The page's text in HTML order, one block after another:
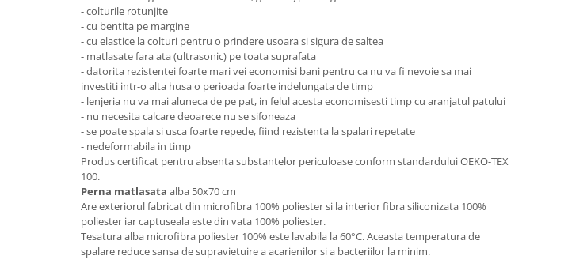
Masa si scaune gradinita
Seturi comode living si dormitor
- colturile rotunjite
- cu bentita pe margine
- cu elastice la colturi pentru o prindere usoara si sigura de saltea
- matlasate fara ata (ultrasonic) pe toata suprafata
- datorita rezistentei foarte mari vei economisi bani pentru ca nu va fi nevoie sa mai
investiti intr-o alta husa o perioada foarte indelungata de timp
- lenjeria nu va mai aluneca de pe pat, in felul acesta economisesti timp cu aranjatul patului
- nu necesita calcare deoarece nu se sifoneaza
- se poate spala si usca foarte repede, fiind rezistenta la spalari repetate
- nedeformabila in timp
Produs certificat pentru absenta substantelor periculoase conform standardului OEKO-TEX
100.
Perna matlasata alba 50x70 cm
Are exteriorul fabricat din microfibra 100% poliester si la interior fibra siliconizata 100%
poliester iar captuseala este din vata 100% poliester.
Tesatura alba microfibra poliester 100% este lavabila la 60°C. Aceasta temperatura de
spalare reduce sansa de supravietuire a acarienilor si a bacteriilor la minim.